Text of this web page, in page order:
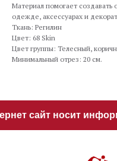
Материал помогает создавать
одежде, аксессуарах и
Ткань: Регилин
Цвет: 68 Skin
Цвет группы: Телесный,
Минимальный отрез: 20 см.
сайт носит